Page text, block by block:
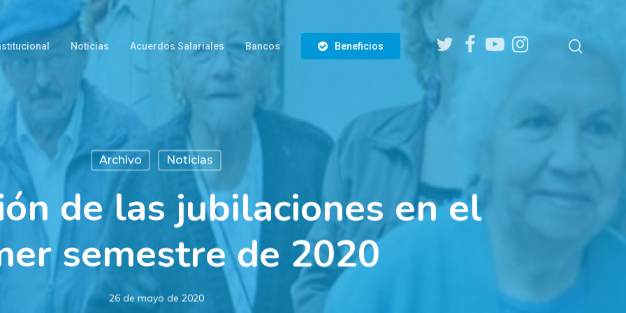
Noticias Acuerdos Salariales Bancos Beneficios
twitter facebookyoutubeinstagram search
Archivo Noticias
de las jubilaciones en el
semestre de 2020
26 de mayo de 2020